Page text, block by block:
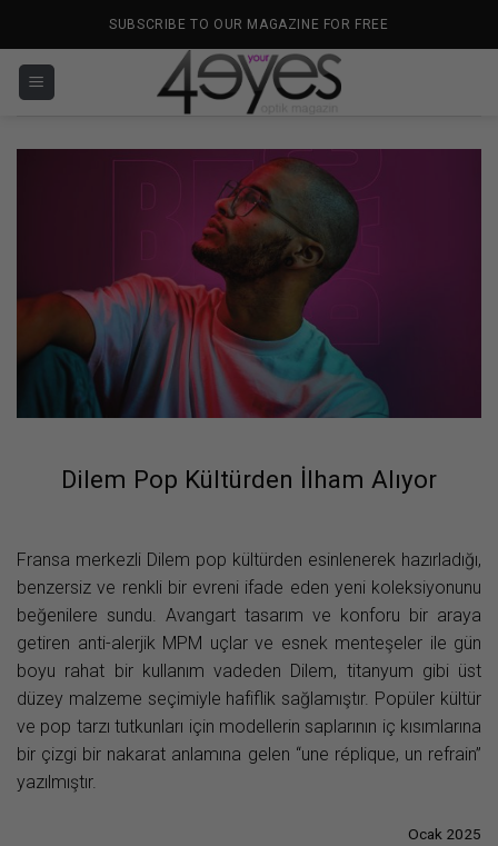
SUBSCRIBE TO OUR MAGAZINE FOR FREE
Dilem Pop Kültürden İlham Alıyor
Fransa merkezli Dilem pop kültürden esinlenerek hazırladığı,
benzersiz ve renkli bir evreni ifade eden yeni koleksiyonunu
beğenilere sundu. Avangart tasarım ve konforu bir araya
getiren anti-alerjik MPM uçlar ve esnek menteşeler ile gün
boyu rahat bir kullanım vadeden Dilem, titanyum gibi üst
düzey malzeme seçimiyle hafiflik sağlamıştır. Popüler kültür
ve pop tarzı tutkunları için modellerin saplarının iç kısımlarına
bir çizgi bir nakarat anlamına gelen “une réplique, un refrain”
yazılmıştır.
Ocak 2025